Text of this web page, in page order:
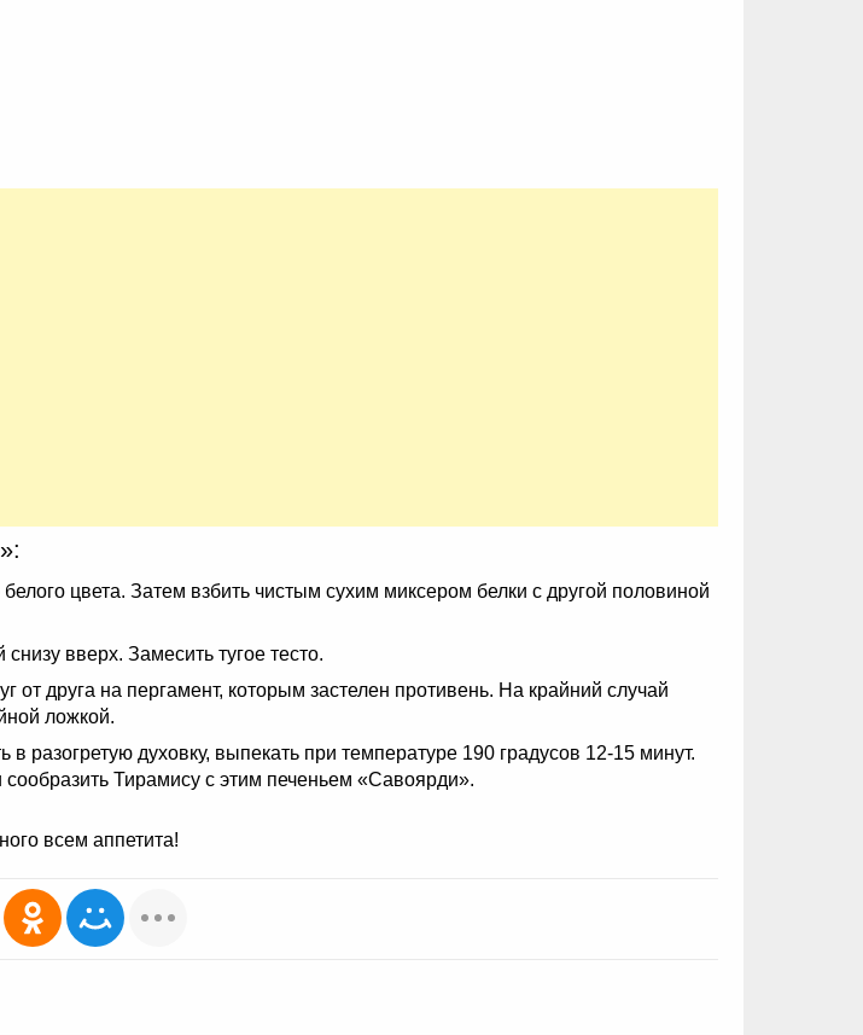
цвета. Затем взбить чистым сухим миксером белки с другой половиной
вверх. Замесить тугое тесто.
друга на пергамент, которым застелен противень. На крайний случай
ложкой.
разогретую духовку, выпекать при температуре 190 градусов 12-15 минут.
Тирамису с этим печеньем «Савоярди».
всем аппетита!